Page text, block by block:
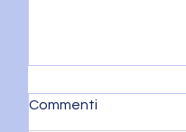
Commenti